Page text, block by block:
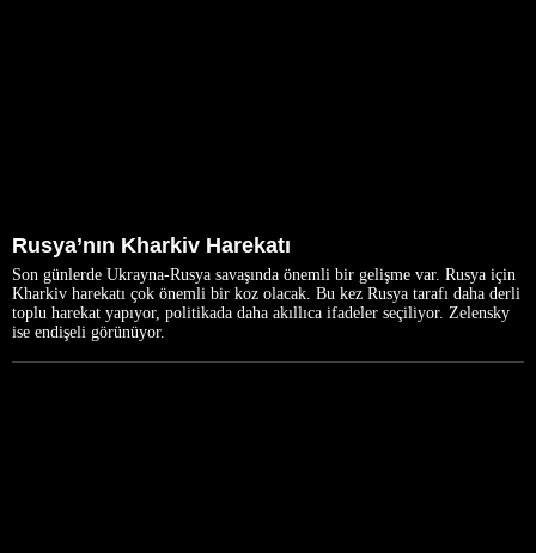
Rusya’nın Kharkiv Harekatı
Son günlerde Ukrayna-Rusya savaşında önemli bir gelişme var. Rusya için
Kharkiv harekatı çok önemli bir koz olacak. Bu kez Rusya tarafı daha derli
toplu harekat yapıyor, politikada daha akıllıca ifadeler seçiliyor. Zelensky
ise endişeli görünüyor.